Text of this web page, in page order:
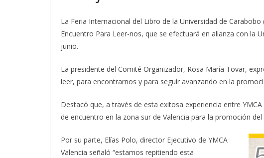
La Feria Internacional del Libro de la Universidad de
Encuentro Para Leer-nos, que se efectuará en alianza con la
junio.
La presidente del Comité Organizador, Rosa María Tovar,
leer, para encontrarnos y para seguir avanzando en la
Destacó que, a través de esta exitosa experiencia entre
de encuentro en la zona sur de Valencia para la promoción
Por su parte, Elías Polo, director Ejecutivo de YMCA
Valencia señaló “estamos repitiendo esta